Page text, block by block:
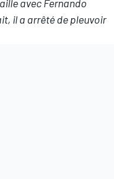
avec Fernando
il a arrêté de pleuvoir